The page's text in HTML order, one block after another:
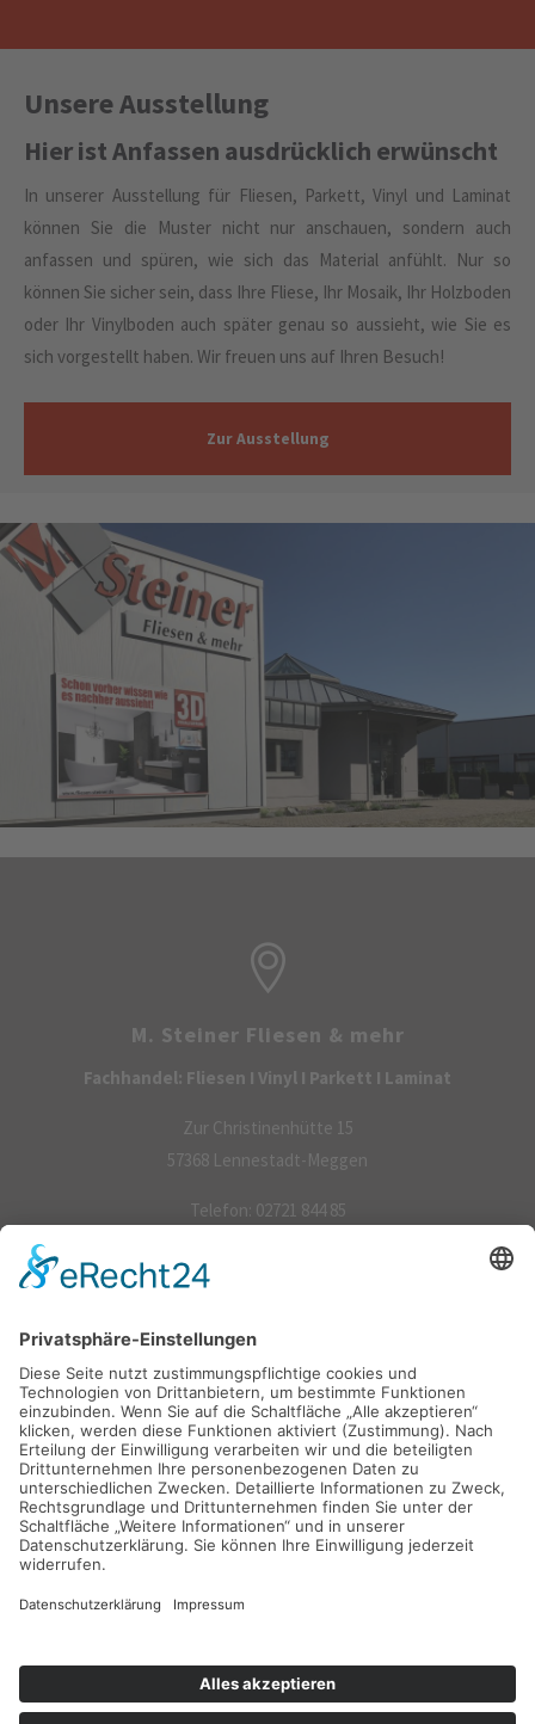
Unsere Ausstellung
Hier ist Anfassen ausdrücklich erwünscht
In unserer Ausstellung für Fliesen, Parkett, Vinyl und Laminat
können Sie die Muster nicht nur anschauen, sondern auch
anfassen und spüren, wie sich das Material anfühlt. Nur so
können Sie sicher sein, dass Ihre Fliese, Ihr Mosaik, Ihr Holzboden
oder Ihr Vinylboden auch später genau so aussieht, wie Sie es
sich vorgestellt haben. Wir freuen uns auf Ihren Besuch!
Zur Ausstellung
M. Steiner Fliesen & mehr
Fachhandel: Fliesen I Vinyl I Parkett I Laminat
Zur Christinenhütte 15
57368 Lennestadt-Meggen
Telefon: 02721 844 85
Öffnungszeiten
Montag - Freitag:
09.00 - 12.30 Uhr
14.00 - 18.00 Uhr
Nach vorheriger Terminabsprache